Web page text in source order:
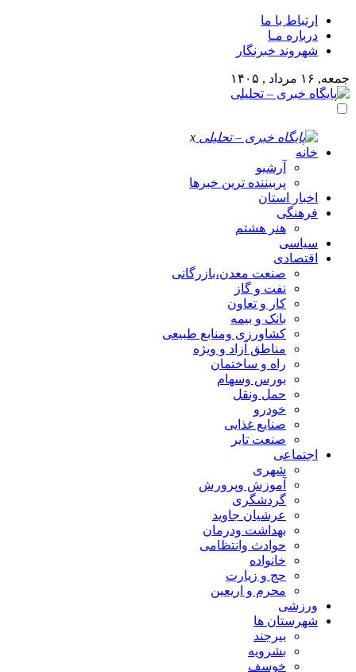
ارتباط با ما
درباره مـا
شهروند خبرنگار
جمعه, ۱۶ مرداد , ۱۴۰۵
x
خانه
آرشیو
پربیننده ترین خبرها
اخبار استان
فرهنگی
هنر هشتم
سیاسی
اقتصادی
صنعت معدن،بازرگانی
نفت و گاز
کار و تعاون
بانک و بیمه
کشاورزی ومنابع طبیعی
مناطق آزاد و ویژه
راه و ساختمان
بورس وسهام
حمل ونقل
خودرو
صنایع غذایی
صنعت تایر
اجتماعی
شهری
آموزش وپرورش
گردشگری
عرشیان جاوید
بهداشت ودرمان
حوادث وانتظامی
خانواده
حج و زیارت
محرم و اریعین
ورزشی
شهرستان ها
بیرجند
بشرویه
خوسف